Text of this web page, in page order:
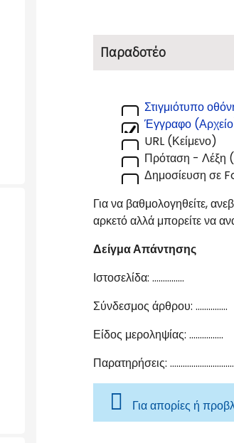
Παραδοτέο
Στιγμιότυπο
Έγγραφο
URL (Κείμενο)
Πρόταση - Λέξη
Δημοσίευση σε
Για να βαθμολογηθείτε,
αρκετό αλλά μπορείτε να
Δείγμα Απάντησης
Ιστοσελίδα: ……………
Σύνδεσμος άρθρου: ……………
Είδος μεροληψίας: …………….
Παρατηρήσεις:
Για απορίες ή